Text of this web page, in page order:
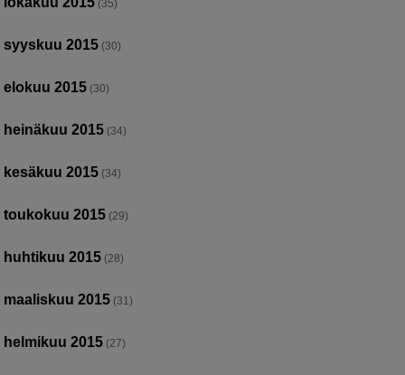
(35)
syyskuu 2015 (30)
elokuu 2015 (30)
heinäkuu 2015 (34)
kesäkuu 2015 (34)
toukokuu 2015 (29)
huhtikuu 2015 (28)
maaliskuu 2015 (31)
helmikuu 2015 (27)